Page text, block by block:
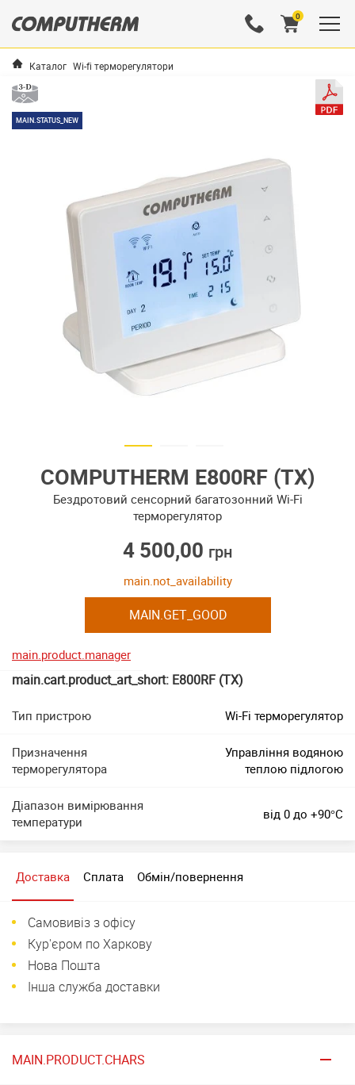
0
Каталог Wi-fi терморегулятори
MAIN.STATUS_NEW
COMPUTHERM E800RF (TX)
Бездротовий сенсорний багатозонний Wi-Fi
терморегулятор
4 500,00 грн
main.not_availability
MAIN.GET_GOOD
main.product.manager
main.cart.product_art_short: E800RF (TX)
Тип пристрою Wi-Fi терморегулятор
Призначення
терморегулятора
Управління водяною
теплою підлогою
Діапазон вимірювання
температури
від 0 до +90°C
Доставка Сплата Обмін/повернення
Самовивіз з офісу
Кур'єром по Харкову
Нова Пошта
Інша служба доставки
MAIN.PRODUCT.CHARS